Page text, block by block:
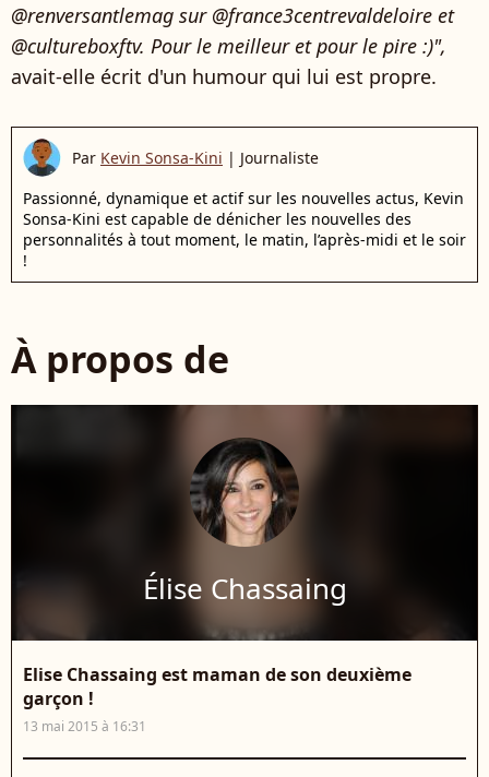
@renversantlemag sur @france3centrevaldeloire et
@cultureboxftv. Pour le meilleur et pour le pire :)",
avait-elle écrit d'un humour qui lui est propre.
Par Kevin Sonsa-Kini | Journaliste
Passionné, dynamique et actif sur les nouvelles actus, Kevin
Sonsa-Kini est capable de dénicher les nouvelles des
personnalités à tout moment, le matin, l’après-midi et le soir
!
À propos de
Élise Chassaing
Elise Chassaing est maman de son deuxième
garçon !
13 mai 2015 à 16:31